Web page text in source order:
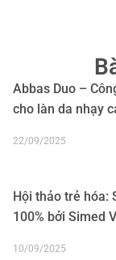
Abbas Duo –
cho làn da nhạy
22/09/2025
Hội thảo trẻ hóa:
100% bởi Simed
10/09/2025